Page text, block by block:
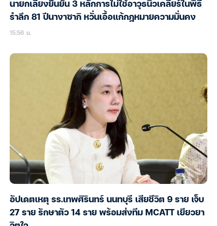
นายกเลี่ยงยืนยัน 3 หลักการไม่ใช้อาวุธนิวเคลียร์ในพิธี
รำลึก 81 ปีนางาซากิ หวั่นเอื้อแก้กฎหมายความมั่นคง
15:56 น.
อัปเดตเหตุ รร.เทพศิรินทร์ นนทบุรี เสียชีวิต 9 ราย เจ็บ
27 ราย รักษาตัว 14 ราย พร้อมส่งทีม MCATT เยียวยา